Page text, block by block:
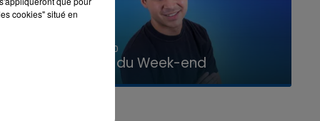
La Team du Week-end
cookies" situé en